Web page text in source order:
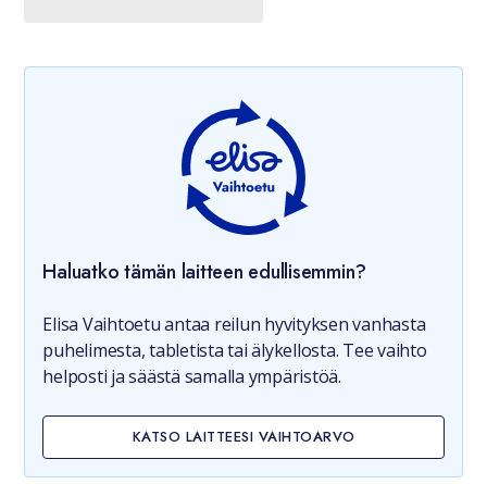
Haluatko tämän laitteen edullisemmin?
Elisa Vaihtoetu antaa reilun hyvityksen vanhasta
puhelimesta, tabletista tai älykellosta. Tee vaihto
helposti ja säästä samalla ympäristöä.
KATSO LAITTEESI VAIHTOARVO